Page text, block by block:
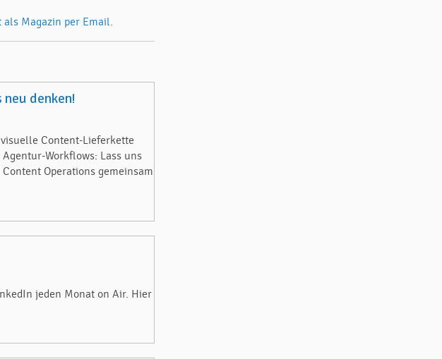
Magazin per Email.
denken!
Content-Lieferkette
Workflows: Lass uns
Operations gemeinsam
jeden Monat on Air. Hier